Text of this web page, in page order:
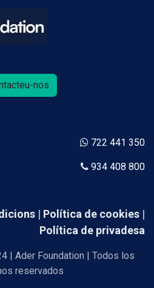
nos
722 441 350
934 408 800
| Política de cookies |
Política de privadesa
| Ader Foundation | Todos los
reservados